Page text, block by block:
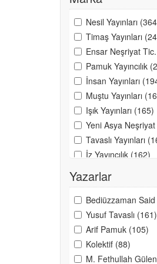
Siyer
Felsefe
Mitoloji
Fıkıh
Hukuk
Araştırma-İnceleme
Günümüz İslami
Kavramlar-Kuramlar
Araştırma-İnceleme
Ekonomi
Öykü
Ansiklopedi
Nesil Yayınları
Timaş Yayınları
Ensar Neşriyat
Pamuk Yayıncılık
İnsan Yayınları
Muştu Yayınları
Işık Yayınları (165)
Yeni Asya
Tavaslı Yayınları
İz Yayıncılık (162)
Ayfa Basın Yayın
Huzur Yayınevi
Polen & Karınca
(123)
Türkiye Diyanet Vak.
(118)
Yazarlar
Bediüzzaman
Yusuf Tavaslı (161)
Arif Pamuk (105)
Kolektif (88)
M. Fethullah